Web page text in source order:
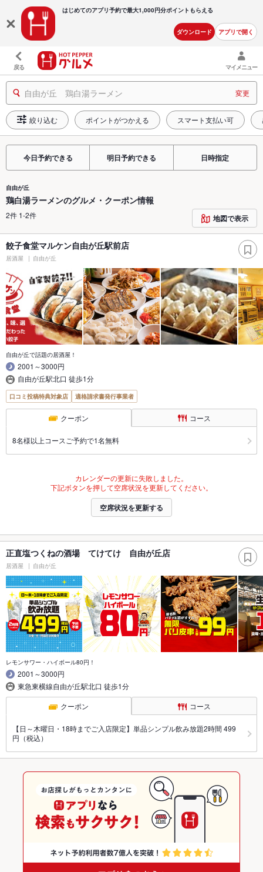
はじめてのアプリ予約で最大1,000円分ポイントもらえる
ダウンロード アプリで開く
戻る マイメニュー
自由が丘 鶏白湯ラーメン 変更
絞り込む ポイントがつかえる スマート支払い可
今日予約できる 明日予約できる 日時指定
自由が丘
鶏白湯ラーメンのグルメ・クーポン情報
2件 1-2件 地図で表示
餃子食堂マルケン自由が丘駅前店
居酒屋 自由が丘
自由が丘で話題の居酒屋！
2001～3000円
自由が丘駅北口 徒歩1分
口コミ投稿特典対象店 適格請求書発行事業者
クーポン コース
8名様以上コースご予約で1名無料
カレンダーの更新に失敗しました。
下記ボタンを押して空席状況を更新してください。
空席状況を更新する
正直塩つくねの酒場 てけてけ 自由が丘店
居酒屋 自由が丘
レモンサワー・ハイボール80円！
2001～3000円
東急東横線自由が丘駅北口 徒歩1分
クーポン コース
【日～木曜日・18時までご入店限定】単品シンプル飲み放題2時間 499
円（税込）